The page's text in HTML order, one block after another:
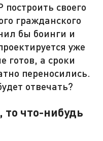
своего
гражданского
бы боинги и
уже
готов, а сроки
переносились.
отвечать?
то что-нибудь